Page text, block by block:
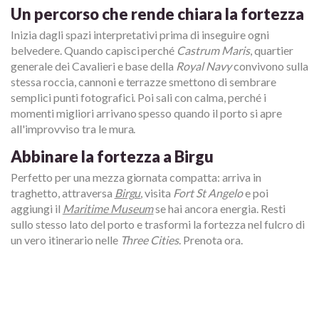
Un percorso che rende chiara la fortezza
Inizia dagli spazi interpretativi prima di inseguire ogni
belvedere. Quando capisci perché Castrum Maris, quartier
generale dei Cavalieri e base della Royal Navyconvivono sulla
stessa roccia, cannoni e terrazze smettono di sembrare
semplici punti fotografici. Poi sali con calma, perché i
momenti migliori arrivano spesso quando il porto si apre
all'improvviso tra le mura.
Abbinare la fortezza a Birgu
Perfetto per una mezza giornata compatta: arriva in
traghetto, attraversa Birgu, visita Fort St Angeloe poi
aggiungi il Maritime Museumse hai ancora energia. Resti
sullo stesso lato del porto e trasformi la fortezza nel fulcro di
un vero itinerario nelle Three Cities. Prenota ora.